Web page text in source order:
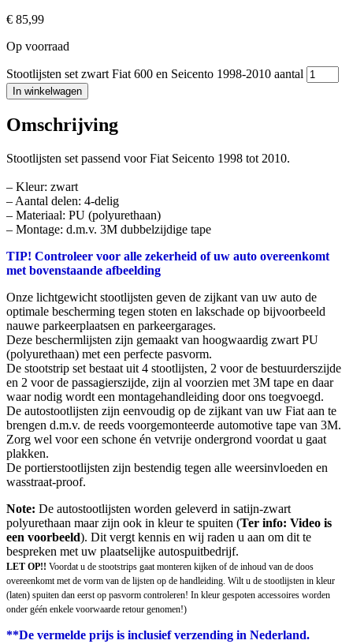
€ 85,99
Op voorraad
Stootlijsten set zwart Fiat 600 en Seicento 1998-2010 aantal
In winkelwagen
Omschrijving
Stootlijsten set passend voor Fiat Seicento 1998 tot 2010.
– Kleur: zwart
– Aantal delen: 4-delig
– Materiaal: PU (polyurethaan)
– Montage: d.m.v. 3M dubbelzijdige tape
TIP! Controleer voor alle zekerheid of uw auto overeenkomt
met bovenstaande afbeelding
Onze lichtgewicht stootlijsten geven de zijkant van uw auto de
optimale bescherming tegen stoten en lakschade op bijvoorbeeld
nauwe parkeerplaatsen en parkeergarages.
Deze beschermlijsten zijn gemaakt van hoogwaardig zwart PU
(polyurethaan) met een perfecte pasvorm.
De stootstrip set bestaat uit 4 stootlijsten, 2 voor de bestuurderszijde
en 2 voor de passagierszijde, zijn al voorzien met 3M tape en daar
waar nodig wordt een montagehandleiding door ons toegvoegd.
De autostootlijsten zijn eenvoudig op de zijkant van uw Fiat aan te
brengen d.m.v. de reeds voorgemonteerde automotive tape van 3M.
Zorg wel voor een schone én vetvrije ondergrond voordat u gaat
plakken.
De portierstootlijsten zijn bestendig tegen alle weersinvloeden en
wasstraat-proof.
Note: De autostootlijsten worden geleverd in satijn-zwart
polyurethaan maar zijn ook in kleur te spuiten (Ter info: Video is
een voorbeeld). Dit vergt kennis en wij raden u aan om dit te
bespreken met uw plaatselijke autospuitbedrijf.
LET OP!! Voordat u de stootstrips gaat monteren kijken of de inhoud van de doos
overeenkomt met de vorm van de lijsten op de handleiding. Wilt u de stootlijsten in kleur
(laten) spuiten dan eerst op pasvorm controleren! In kleur gespoten accessoires worden
onder géén enkele voorwaarde retour genomen!)
**De vermelde prijs is inclusief verzending in Nederland.